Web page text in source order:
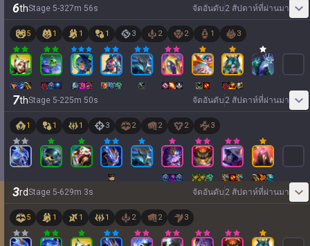
6thStage 5-327m 56s จัดอันดับ 2 สัปดาห์ที่ผ่านมา
5 1 1 1 3 2 2 1 3
7thStage 5-225m 50s จัดอันดับ 2 สัปดาห์ที่ผ่านมา
1 1 1 3 2 2 2 3
3rdStage 5-629m 3s จัดอันดับ 2 สัปดาห์ที่ผ่านมา
5 1 1 1 2 2 3